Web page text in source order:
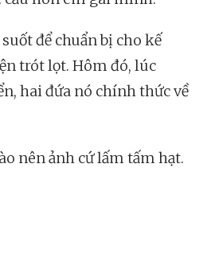
để chuẩn bị cho kế
trót lọt. Hôm đó, lúc
hai đứa nó chính thức về
nên ảnh cứ lấm tấm hạt.